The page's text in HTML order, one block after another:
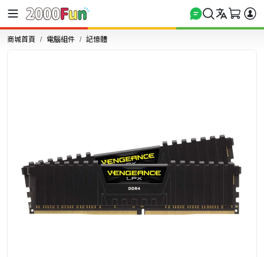
商城首頁 電腦組件 記憶體